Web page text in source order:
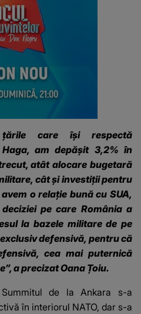
care își respectă
am depășit 3,2% în
atât alocare bugetară
cât și investiții pentru
o relație bună cu SUA,
pe care România a
la bazele militare de pe
defensivă, pentru că
cea mai puternică
a precizat Oana Țoiu.
de la Ankara s-a
în interiorul NATO, dar s-a